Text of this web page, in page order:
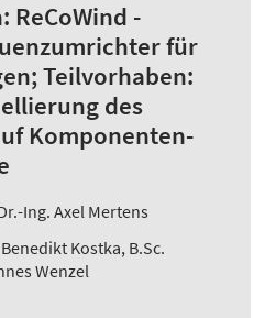
ReCoWind -
für
Teilvorhaben:
des
Komponenten-
Ing. Axel Mertens
Kostka, B.Sc.
Wenzel